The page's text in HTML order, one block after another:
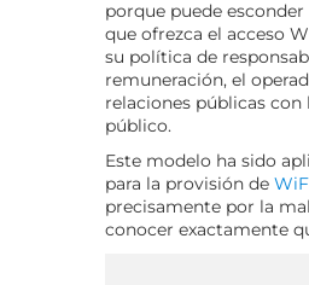
porque puede
que ofrezca el acceso
su política de
remuneración, el
relaciones públicas
público.
Este modelo ha sido
para la provisión de
precisamente por la
conocer exactamente